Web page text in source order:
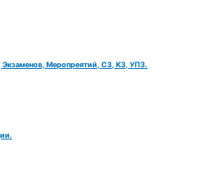
Меропреятий, СЗ, КЗ, УПЗ.